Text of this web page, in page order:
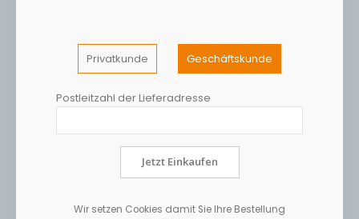
Privatkunde Geschäftskunde
Postleitzahl der Lieferadresse
Jetzt Einkaufen
Wir setzen Cookies damit Sie Ihre Bestellung